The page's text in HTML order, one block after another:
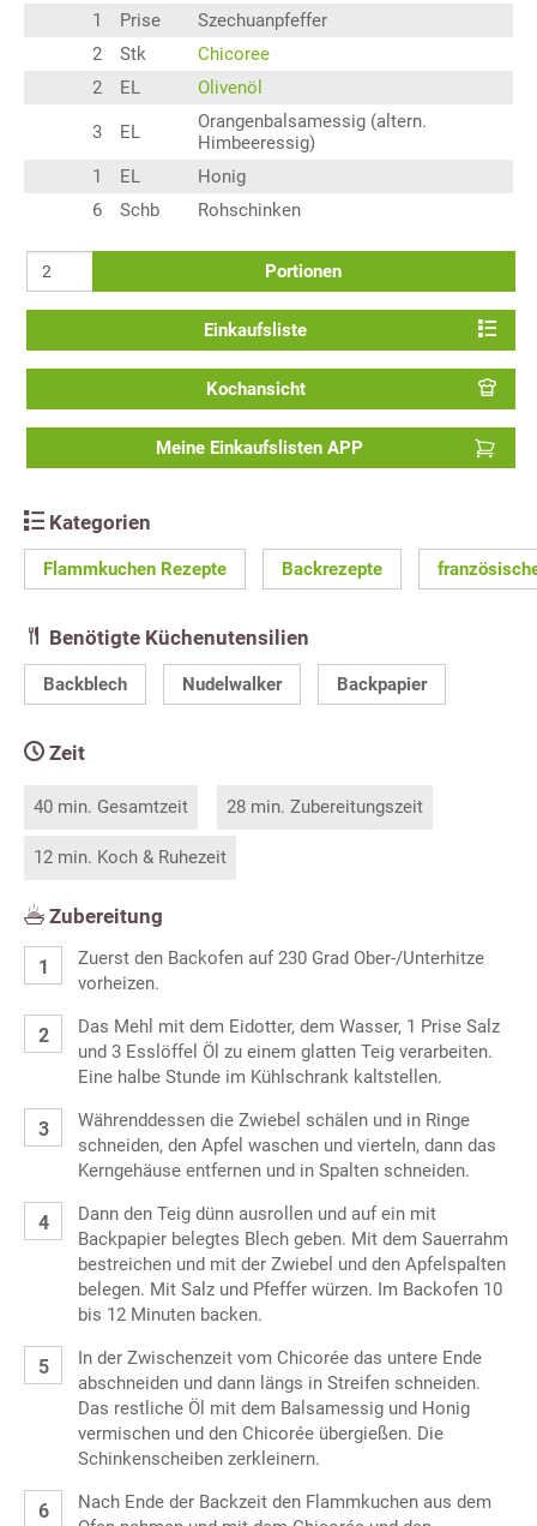
1
Prise
Szechuanpfeffer
2
Stk
Chicoree
2
EL Olivenöl
3 EL
Orangenbalsamessig (altern.
Himbeeressig)
1
EL
Honig
6
Schb Rohschinken
Portionen
Einkaufsliste
Kochansicht
Meine Einkaufslisten APP
Kategorien
Flammkuchen Rezepte Backrezepte
Benötigte Küchenutensilien
Backblech Nudelwalker Backpapier
Zeit
40 min. Gesamtzeit 28 min. Zubereitungszeit
12 min. Koch & Ruhezeit
Zubereitung
Zuerst den Backofen auf 230 Grad Ober-/Unterhitze
vorheizen.
Das Mehl mit dem Eidotter, dem Wasser, 1 Prise Salz
und 3 Esslöffel Öl zu einem glatten Teig verarbeiten.
Eine halbe Stunde im Kühlschrank kaltstellen.
Währenddessen die Zwiebel schälen und in Ringe
schneiden, den Apfel waschen und vierteln, dann das
Kerngehäuse entfernen und in Spalten schneiden.
Dann den Teig dünn ausrollen und auf ein mit
Backpapier belegtes Blech geben. Mit dem Sauerrahm
bestreichen und mit der Zwiebel und den Apfelspalten
belegen. Mit Salz und Pfeffer würzen. Im Backofen 10
bis 12 Minuten backen.
In der Zwischenzeit vom Chicorée das untere Ende
abschneiden und dann längs in Streifen schneiden.
Das restliche Öl mit dem Balsamessig und Honig
vermischen und den Chicorée übergießen. Die
Schinkenscheiben zerkleinern.
Nach Ende der Backzeit den Flammkuchen aus dem